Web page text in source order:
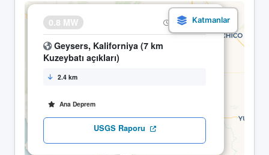
0.8 MW 18.04 10:59
Geysers, Kaliforniya (7 km
Kuzeybatı açıkları)
2.4 km
Ana Deprem
USGS Raporu
×